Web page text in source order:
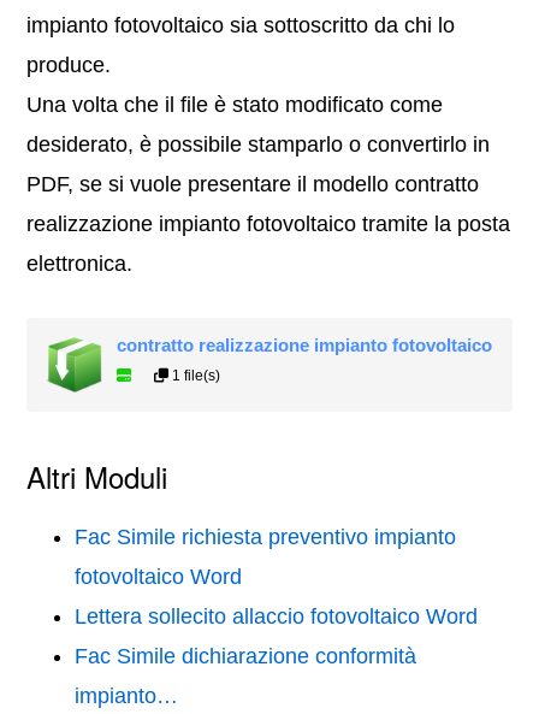
impianto fotovoltaico sia sottoscritto da chi lo
produce.
Una volta che il file è stato modificato come
desiderato, è possibile stamparlo o convertirlo in
PDF, se si vuole presentare il modello contratto
realizzazione impianto fotovoltaico tramite la posta
elettronica.
contratto realizzazione impianto fotovoltaico
1 file(s)
Altri Moduli
Fac Simile richiesta preventivo impianto
fotovoltaico Word
Lettera sollecito allaccio fotovoltaico Word
Fac Simile dichiarazione conformità
impianto…